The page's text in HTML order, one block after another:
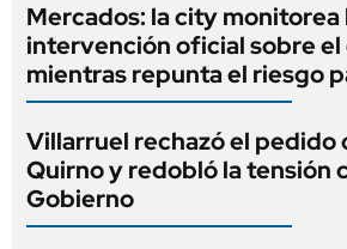
Mercados: la city monitorea
intervención oficial sobre el
mientras repunta el riesgo
Villarruel rechazó el pedido
Quirno y redobló la tensión
Gobierno